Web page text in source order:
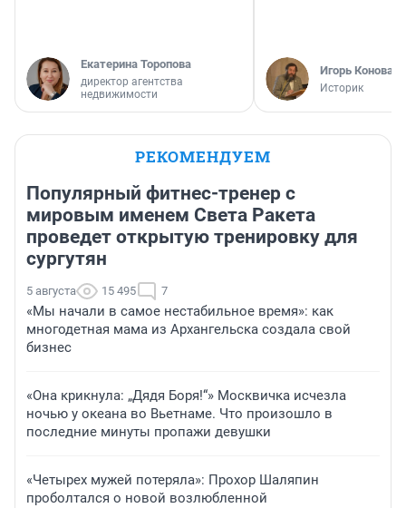
Екатерина Торопова
директор агентства
недвижимости
Игорь
Историк
РЕКОМЕНДУЕМ
Популярный фитнес-тренер с
мировым именем Света Ракета
проведет открытую тренировку для
сургутян
5 августа 15 495 7
«Мы начали в самое нестабильное время»: как
многодетная мама из Архангельска создала свой
бизнес
«Она крикнула: „Дядя Боря!“» Москвичка исчезла
ночью у океана во Вьетнаме. Что произошло в
последние минуты пропажи девушки
«Четырех мужей потеряла»: Прохор Шаляпин
проболтался о новой возлюбленной